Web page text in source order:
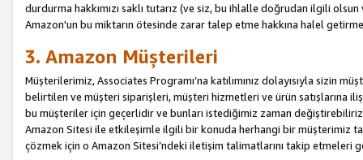
durdurma hakkımızı saklı tutarız (ve siz, bu ihlalle doğrudan ilgili
Amazon'un bu miktarın ötesinde zarar talep etme hakkına halel
3. Amazon Müşterileri
Müşterilerimiz, Associates Programı’na katılımınız dolayısıyla sizin
belirtilen ve müşteri siparişleri, müşteri hizmetleri ve ürün satışlarına
bu müşteriler için geçerlidir ve bunları istediğimiz zaman
Amazon Sitesi ile etkileşimle ilgili bir konuda herhangi bir müşterimiz
çözmek için o Amazon Sitesi’ndeki iletişim talimatlarını takip etmeleri